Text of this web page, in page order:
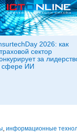
2026: как
сектор
за
сфере ИИ
, информационные